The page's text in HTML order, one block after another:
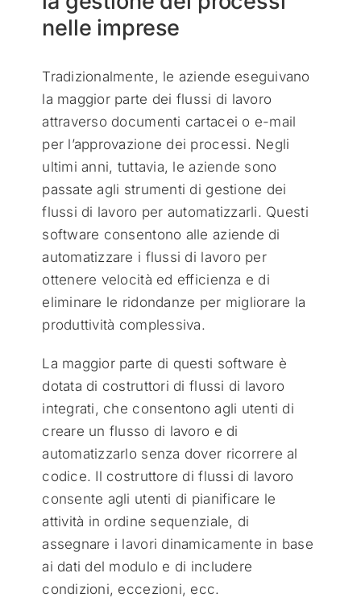
nelle imprese
Tradizionalmente, le aziende eseguivano
la maggior parte dei flussi di lavoro
attraverso documenti cartacei o e-mail
per l’approvazione dei processi. Negli
ultimi anni, tuttavia, le aziende sono
passate agli strumenti di gestione dei
flussi di lavoro per automatizzarli. Questi
software consentono alle aziende di
automatizzare i flussi di lavoro per
ottenere velocità ed efficienza e di
eliminare le ridondanze per migliorare la
produttività complessiva.
La maggior parte di questi software è
dotata di costruttori di flussi di lavoro
integrati, che consentono agli utenti di
creare un flusso di lavoro e di
automatizzarlo senza dover ricorrere al
codice. Il costruttore di flussi di lavoro
consente agli utenti di pianificare le
attività in ordine sequenziale, di
assegnare i lavori dinamicamente in base
ai dati del modulo e di includere
condizioni, eccezioni, ecc.